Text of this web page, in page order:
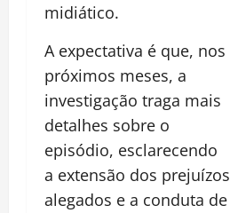
midiático.
A expectativa é que, nos
próximos meses, a
investigação traga mais
detalhes sobre o
episódio, esclarecendo
a extensão dos prejuízos
alegados e a conduta de